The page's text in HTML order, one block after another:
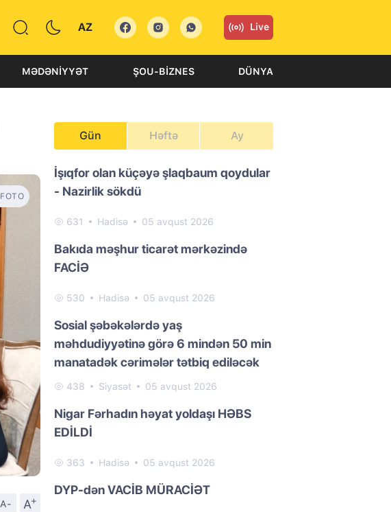
AZ Live
MƏDƏNIYYƏT ŞOU-BIZNES DÜNYA
FOTO
A- A
+
Gün Həftə Ay
İşıqfor olan küçəyə şlaqbaum qoydular
- Nazirlik sökdü
631 Hadisə 05 avqust 2026
Bakıda məşhur ticarət mərkəzində
FACİƏ
530 Hadisə 05 avqust 2026
Sosial şəbəkələrdə yaş
məhdudiyyətinə görə 6 mindən 50 min
manatadək cərimələr tətbiq ediləcək
438 Siyasət 05 avqust 2026
Nigar Fərhadın həyat yoldaşı HƏBS
EDİLDİ
363 Hadisə 05 avqust 2026
DYP-dən VACİB MÜRACİƏT